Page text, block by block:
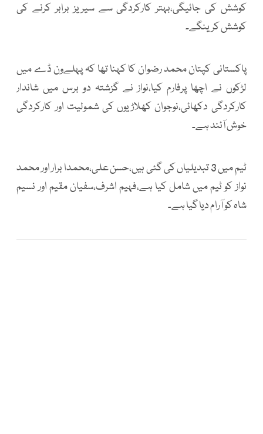
کوشش کی جائیگی،بہتر کارکردگی سے سیریز برابر کرنے کی
کوشش کرینگے۔
پاکستانی کپتان محمد رضوان کا کہنا تھا کہ پہلےون ڈے میں
لڑکوں نے اچھا پرفارم کیا،نواز نے گزشتہ دو برس میں شاندار
کارکردگی دکھائی،نوجوان کھلاڑیوں کی شمولیت اور کارکردگی
خوش آئند ہے۔
ٹیم میں 3 تبدیلیاں کی گئی ہیں،حسن علی،محمدا برار اور محمد
نواز کو ٹیم میں شامل کیا ہے،فہیم اشرف،سفیان مقیم اور نسیم
شاہ کو آرام دیا گیا ہے۔